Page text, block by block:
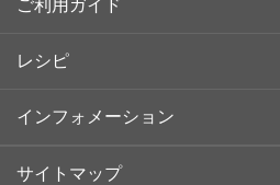
ご利用ガイド
レシピ
インフォメーション
サイトマップ